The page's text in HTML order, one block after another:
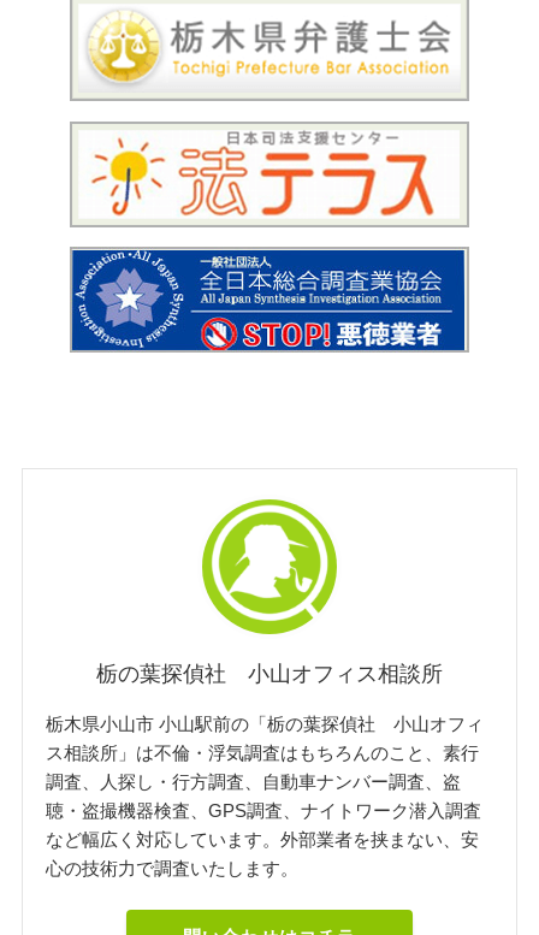
栃の葉探偵社 小山オフィス相談所
栃木県小山市 小山駅前の「栃の葉探偵社 小山オフィ
ス相談所」は不倫・浮気調査はもちろんのこと、素行
調査、人探し・行方調査、自動車ナンバー調査、盗
聴・盗撮機器検査、GPS調査、ナイトワーク潜入調査
など幅広く対応しています。外部業者を挟まない、安
心の技術力で調査いたします。